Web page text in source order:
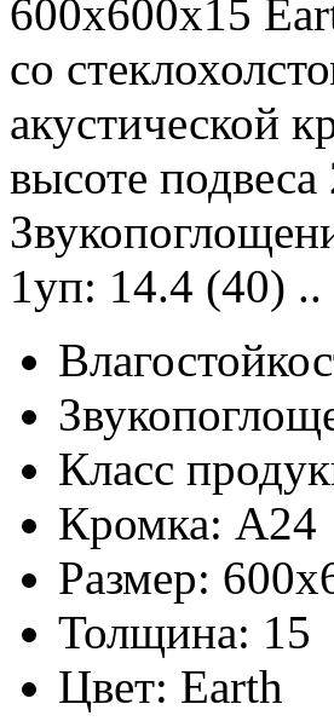
600x600x15
со
акустической
высоте
1уп: 14.4 (40) ..
Класс
Кромка: A24
Размер:
Толщина: 15
Цвет: Earth